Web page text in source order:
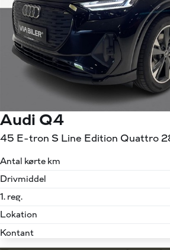
Audi Q4
45 E-tron S Line Edition Quattro
Antal kørte km
Drivmiddel
1. reg.
Lokation
Kontant